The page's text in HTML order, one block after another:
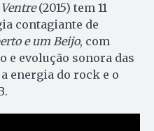
Ventre(2015) tem 11
contagiante de
e um Beijo, com
e evolução sonora das
energia do rock e o